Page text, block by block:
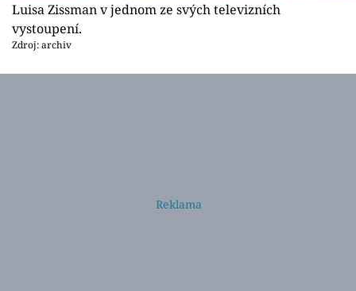
Luisa Zissman v jednom ze svých televizních
vystoupení.
Zdroj: archiv